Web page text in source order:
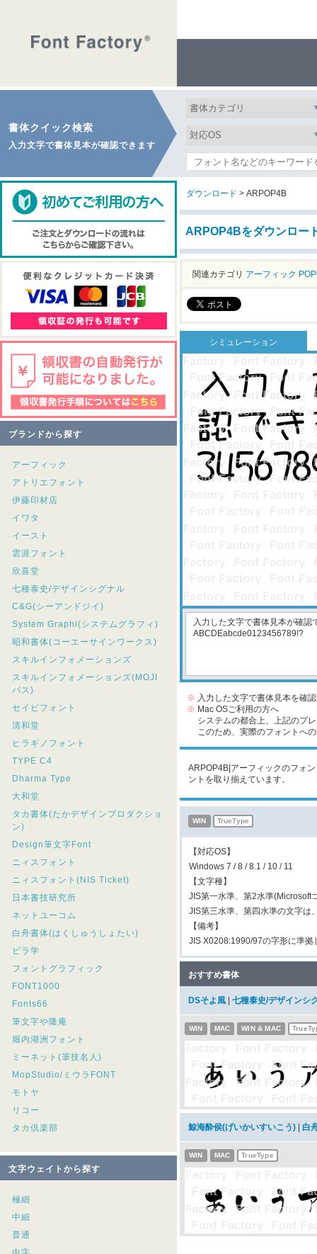
書体クイック検索
入力文字で書体見本が確認できます
ブランドから探す
アーフィック
アトリエフォント
伊藤印材店
イワタ
イースト
雲涯フォント
欣喜堂
七種泰史/デザインシグナル
C&G(シーアンドジイ)
System Graphi(システムグラフィ)
昭和書体(コーエーサインワークス)
スキルインフォメーションズ
スキルインフォメーションズ(MOJI
パス)
セイビフォント
清和堂
ヒラギノフォント
TYPE C4
Dharma Type
大和堂
タカ書体(たかデザインプロダクショ
ン)
Design筆文字Font
ニィスフォント
ニィスフォント(NIS Ticket)
日本書技研究所
ネットユーコム
白舟書体(はくしゅうしょたい)
ビラ学
フォントグラフィック
FONT1000
Fonts66
筆文字や隆庵
堀内湖洲フォント
ミーネット(筆技名人)
MopStudio/ミウラFONT
モトヤ
リコー
タカ倶楽部
文字ウェイトから探す
極細
中細
普通
ダウンロード > ARPOP4B
ARPOP4Bをダウンロー
関連カテゴリ アーフィック
シミュレーション
※ 入力した文字で書体見本を確
※ Mac OSご利用の方へ
システムの都合上、上記のプ
このため、実際のフォントへの
ARPOP4B|アーフィックのフォ
ントを取り揃えています。
WIN TrueType
【対応OS】
Windows 7 / 8 / 8.1 / 10 / 11
【文字種】
JIS第一水準、第2水準(Microsoft
JIS第三水準、第四水準の文字は
【備考】
JIS X0208:1990/97の字形に準拠
おすすめ書体
DSそよ風 七種泰史/デザインシ
WIN MAC WIN & MAC
鯨海酔侯(げいかいすいこう) 白
WIN MAC TrueType